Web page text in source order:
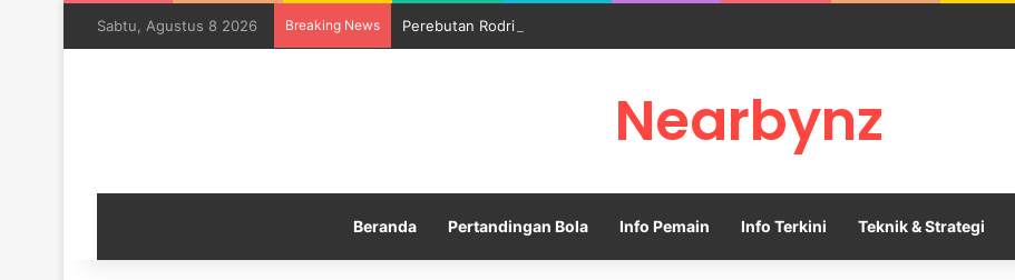
Sabtu, Agustus 8 2026 Breaking News Perebutan Rodri Memanas Saat Barcelona Mengusik Rencana Real Madrid
Nearbynz
Beranda Pertandingan Bola Info Pemain Info Terkini Teknik & Strategi